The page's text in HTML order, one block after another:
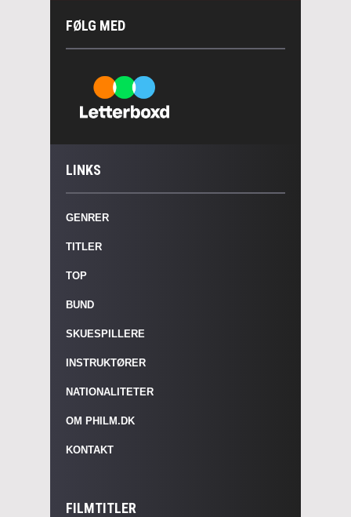
FØLG MED
LINKS
GENRER
TITLER
TOP
BUND
SKUESPILLERE
INSTRUKTØRER
NATIONALITETER
OM PHILM.DK
KONTAKT
FILMTITLER